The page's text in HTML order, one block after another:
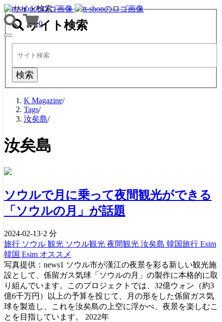
0
TOGGLE
NAVIGATION
サイト検索
サイト検索
検索
K Magazine/
Tags/
汝矣島/
汝矣島
ソウルで月に乗って夜間観光ができる
「ソウルの月」が話題
2024-02-13·2 分
旅行 ソウル 観光 ソウル観光 夜間観光 汝矣島 韓国旅行 Esim
韓国 Esim オススメ
写真提供：news1 ソウル市が漢江の夜景を彩る新しい観光施
設として、係留ガス気球「ソウルの月」の製作に本格的に取
り組んでいます。このプロジェクトでは、32億ウォン（約3
億6千万円）以上の予算を投じて、月の形をした係留ガス気
球を製造し、これを汝矣島の上空に浮かべ、夜景を楽しむこ
とを目指しています。 2022年